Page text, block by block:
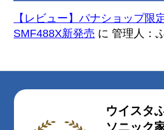
【レビュー】パナショップ限
SMF488X新発売 に管理人：
ウイスタ
ソニック